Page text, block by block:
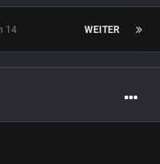
WEITER
14